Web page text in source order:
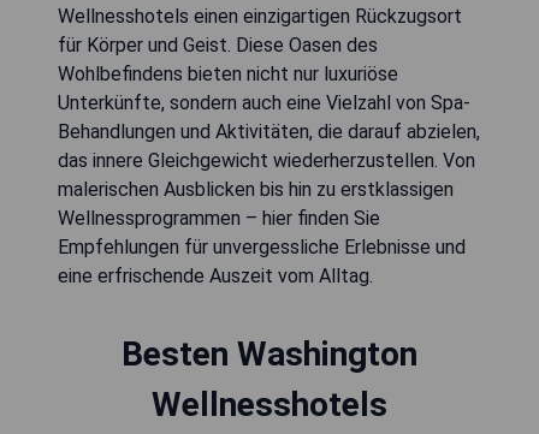
Wellnesshotels einen einzigartigen Rückzugsort
für Körper und Geist. Diese Oasen des
Wohlbefindens bieten nicht nur luxuriöse
Unterkünfte, sondern auch eine Vielzahl von Spa-
Behandlungen und Aktivitäten, die darauf abzielen,
das innere Gleichgewicht wiederherzustellen. Von
malerischen Ausblicken bis hin zu erstklassigen
Wellnessprogrammen – hier finden Sie
Empfehlungen für unvergessliche Erlebnisse und
eine erfrischende Auszeit vom Alltag.
Besten Washington
Wellnesshotels